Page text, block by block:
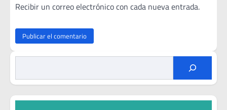
Recibir un correo electrónico con cada nueva entrada.